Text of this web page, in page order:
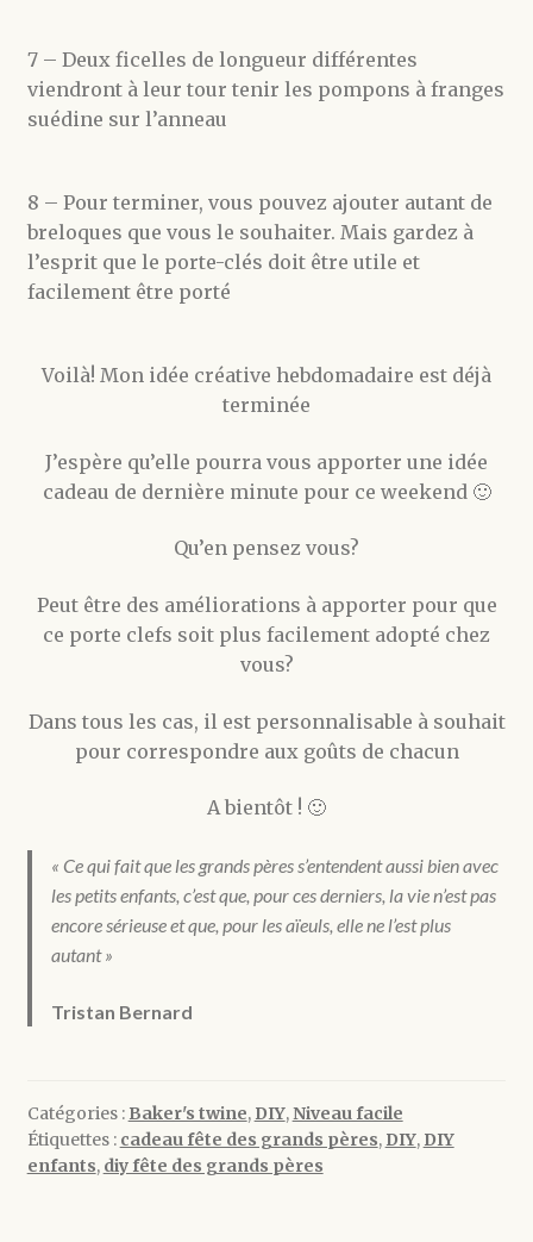
7 – Deux ficelles de longueur différentes
viendront à leur tour tenir les pompons à franges
suédine sur l’anneau
8 – Pour terminer, vous pouvez ajouter autant de
breloques que vous le souhaiter. Mais gardez à
l’esprit que le porte-clés doit être utile et
facilement être porté
Voilà! Mon idée créative hebdomadaire est déjà
terminée
J’espère qu’elle pourra vous apporter une idée
cadeau de dernière minute pour ce weekend 🙂
Qu’en pensez vous?
Peut être des améliorations à apporter pour que
ce porte clefs soit plus facilement adopté chez
vous?
Dans tous les cas, il est personnalisable à souhait
pour correspondre aux goûts de chacun
A bientôt ! 🙂
« Ce qui fait que les grands pères s’entendent aussi bien avec
les petits enfants, c’est que, pour ces derniers, la vie n’est pas
encore sérieuse et que, pour les aïeuls, elle ne l’est plus
autant »
Tristan Bernard
Catégories : Baker's twine, DIY,Niveau facile
Étiquettes : cadeau fête des grands pères, DIY, DIY
enfants, diy fête des grands pères